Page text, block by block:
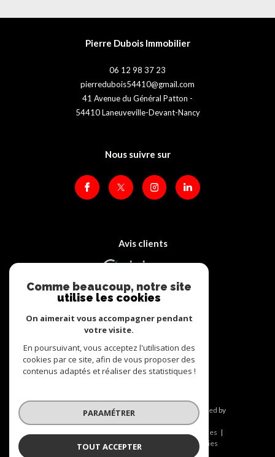
Pierre Dubois Immobilier
06 12 98 37 23
pierredubois54410@gmail.com
41 Avenue du Général Patton -
54410 Laneuveville-Devant-Nancy
Nous suivre sur
Avis clients
Adhérents
© 2026 | Tous droits réservés | Traduction powered by
Mentions légales
Admin
Nos liens Politique RGPD Cookies
Comme beaucoup, notre site
utilise les cookies
On aimerait vous accompagner pendant
votre visite.
En poursuivant, vous acceptez l'utilisation des
cookies par ce site, afin de vous proposer des
contenus adaptés et réaliser des statistiques !
PARAMÉTRER
TOUT ACCEPTER